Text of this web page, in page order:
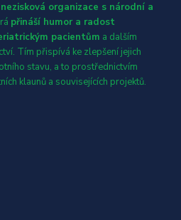
nezisková organizace s národní a
přináší humor a radost
pacientům a dalším
Tím přispívá ke zlepšení jejich
stavu, a to prostřednictvím
klaunů a souvisejících projektů.